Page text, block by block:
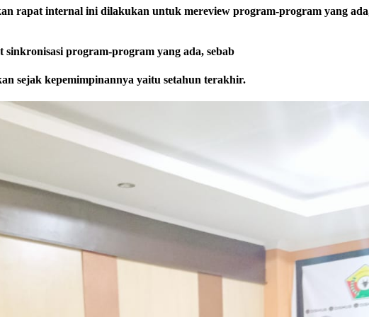
rapat internal ini dilakukan untuk mereview program-program yang
program-program yang ada, sebab
sejak kepemimpinannya yaitu setahun terakhir.